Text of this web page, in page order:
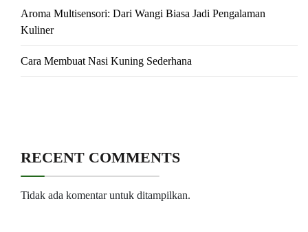
Aroma Multisensori: Dari Wangi Biasa Jadi Pengalaman
Kuliner
Cara Membuat Nasi Kuning Sederhana
RECENT COMMENTS
Tidak ada komentar untuk ditampilkan.